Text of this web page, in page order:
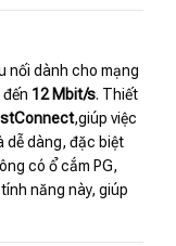
nối dành cho mạng
đến 12 Mbit/s. Thiết
,giúp việc
dễ dàng, đặc biệt
có ổ cắm PG,
năng này, giúp